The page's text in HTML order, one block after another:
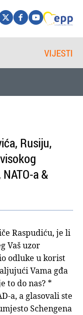
VIJESTI
Rusiju,
a &
Raspudiću, je li
Vaš uzor
odluke u korist
Vama gđa
to do nas? *
a, a glasovali ste
Schengena